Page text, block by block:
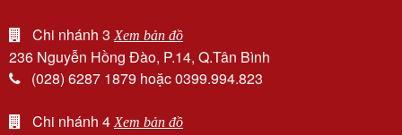
Chi nhánh 3Xem bản đồ
236 Nguyễn Hồng Đào, P.14, Q.Tân Bình
(028) 6287 1879 hoặc 0399.994.823
Chi nhánh 4Xem bản đồ